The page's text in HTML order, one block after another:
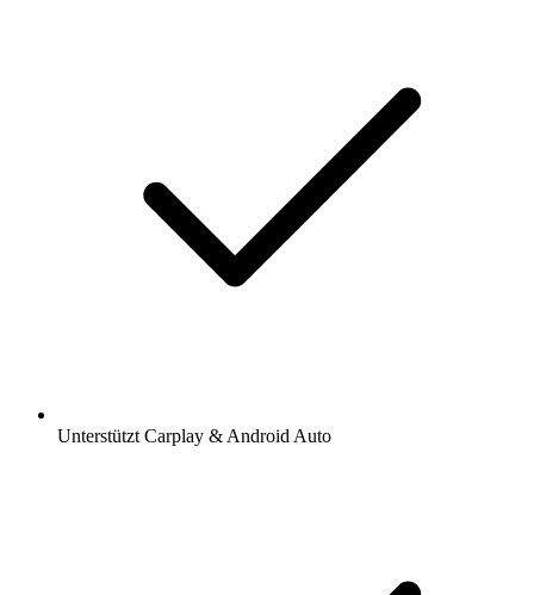
Unterstützt Carplay & Android Auto